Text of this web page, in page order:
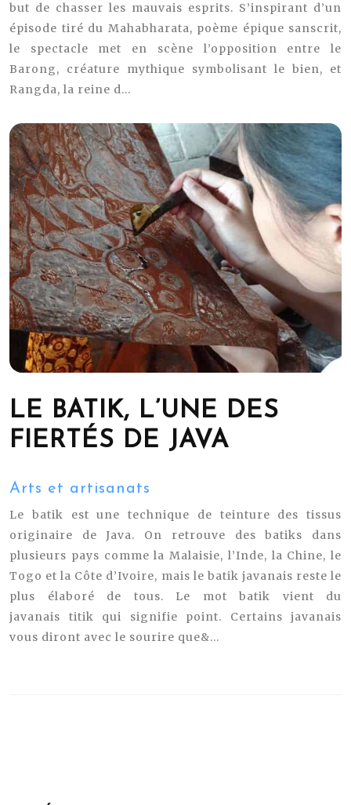
but de chasser les mauvais esprits. S’inspirant d’un
épisode tiré du Mahabharata, poème épique sanscrit,
le spectacle met en scène l’opposition entre le
Barong, créature mythique symbolisant le bien, et
Rangda, la reine d...
LE BATIK, L’UNE DES
FIERTÉS DE JAVA
Arts et artisanats
Le batik est une technique de teinture des tissus
originaire de Java. On retrouve des batiks dans
plusieurs pays comme la Malaisie, l’Inde, la Chine, le
Togo et la Côte d’Ivoire, mais le batik javanais reste le
plus élaboré de tous. Le mot batik vient du
javanais titik qui signifie point. Certains javanais
vous diront avec le sourire que&...